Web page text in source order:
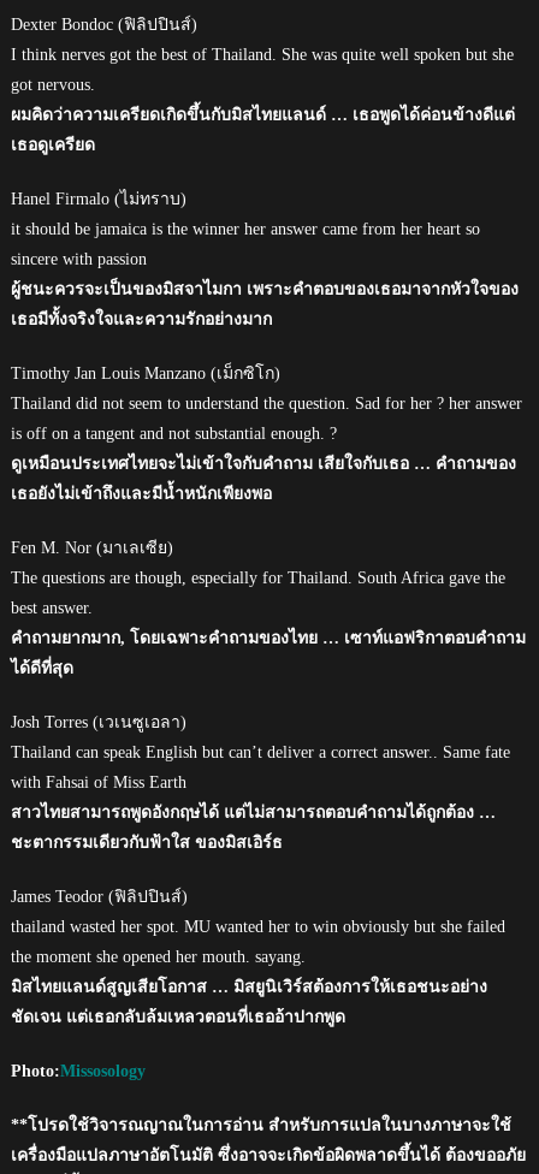
Dexter Bondoc (ฟิลิปปินส์)
I think nerves got the best of Thailand. She was quite well spoken but she
got nervous.
ผมคิดว่าความเครียดเกิดขึ้นกับมิสไทยแลนด์ … เธอพูดได้ค่อนข้างดีแต่
เธอดูเครียด
Hanel Firmalo (ไม่ทราบ)
it should be jamaica is the winner her answer came from her heart so
sincere with passion
ผู้ชนะควรจะเป็นของมิสจาไมกา เพราะคำตอบของเธอมาจากหัวใจของ
เธอมีทั้งจริงใจและความรักอย่างมาก
Timothy Jan Louis Manzano (เม็กซิโก)
Thailand did not seem to understand the question. Sad for her ? her answer
is off on a tangent and not substantial enough. ?
ดูเหมือนประเทศไทยจะไม่เข้าใจกับคำถาม เสียใจกับเธอ … คำถามของ
เธอยังไม่เข้าถึงและมีน้ำหนักเพียงพอ
Fen M. Nor (มาเลเซีย)
The questions are though, especially for Thailand. South Africa gave the
best answer.
คำถามยากมาก, โดยเฉพาะคำถามของไทย … เซาท์แอฟริกาตอบคำถาม
ได้ดีที่สุด
Josh Torres (เวเนซูเอลา)
Thailand can speak English but can’t deliver a correct answer.. Same fate
with Fahsai of Miss Earth
สาวไทยสามารถพูดอังกฤษได้ แต่ไม่สามารถตอบคำถามได้ถูกต้อง …
ชะตากรรมเดียวกับฟ้าใส ของมิสเอิร์ธ
James Teodor (ฟิลิปปินส์)
thailand wasted her spot. MU wanted her to win obviously but she failed
the moment she opened her mouth. sayang.
มิสไทยแลนด์สูญเสียโอกาส … มิสยูนิเวิร์สต้องการให้เธอชนะอย่าง
ชัดเจน แต่เธอกลับล้มเหลวตอนที่เธออ้าปากพูด
Photo:Missosology
**โปรดใช้วิจารณญาณในการอ่าน สำหรับการแปลในบางภาษาจะใช้
เครื่องมือแปลภาษาอัตโนมัติ ซึ่งอาจจะเกิดข้อผิดพลาดขึ้นได้ ต้องขออภัย